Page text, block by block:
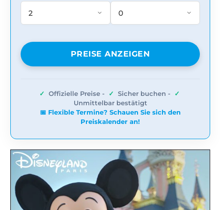
PREISE ANZEIGEN
✓ Offizielle Preise - ✓ Sicher buchen -
✓
Unmittelbar bestätigt
📅 Flexible Termine? Schauen Sie sich den
Preiskalender an!